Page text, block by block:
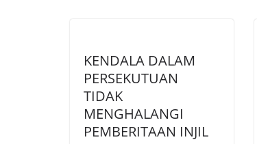
KENDALA DALAM
PERSEKUTUAN
TIDAK
MENGHALANGI
PEMBERITAAN INJIL